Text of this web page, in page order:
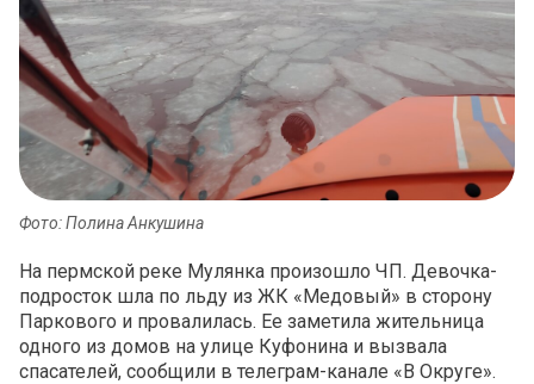
Фото: Полина Анкушина
На пермской реке Мулянка произошло ЧП. Девочка-
подросток шла по льду из ЖК «Медовый» в сторону
Паркового и провалилась. Ее заметила жительница
одного из домов на улице Куфонина и вызвала
спасателей, сообщили в телеграм-канале «В Округе».